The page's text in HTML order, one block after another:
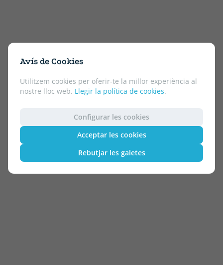
Avís de Cookies
Utilitzem cookies per oferir-te la millor experiència al
nostre lloc web. Llegir la política de cookies.
Configurar les cookies
Acceptar les cookies
Rebutjar les galetes